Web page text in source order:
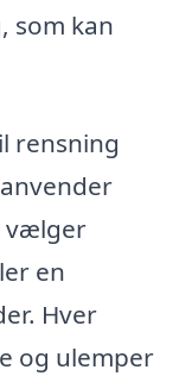
som kan
rensning
vælger
en
Hver
og ulemper